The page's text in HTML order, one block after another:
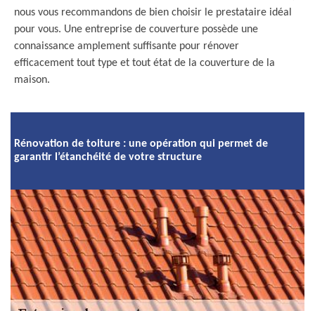
nous vous recommandons de bien choisir le prestataire idéal
pour vous. Une entreprise de couverture possède une
connaissance amplement suffisante pour rénover
efficacement tout type et tout état de la couverture de la
maison.
Rénovation de toiture : une opération qui permet de
garantir l’étanchéité de votre structure